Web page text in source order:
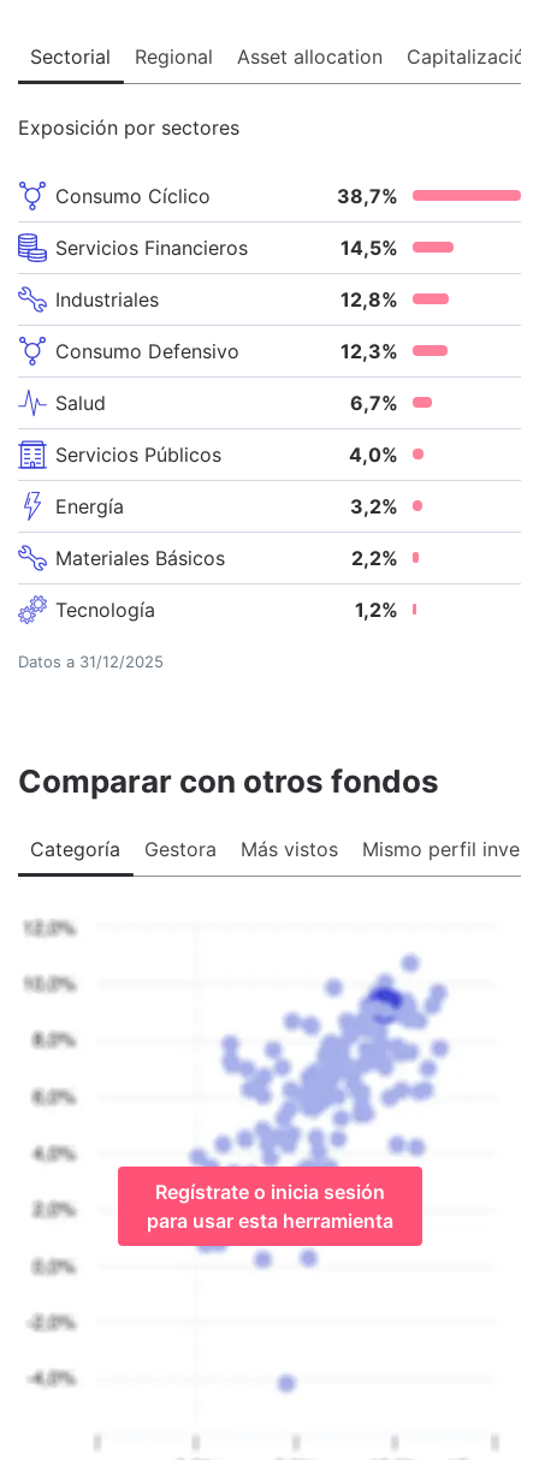
Sectorial Regional Asset allocation Capitalización
Exposición por sectores
Consumo Cíclico 38,7%
Servicios Financieros 14,5%
Industriales 12,8%
Consumo Defensivo 12,3%
Salud 6,7%
Servicios Públicos 4,0%
Energía 3,2%
Materiales Básicos 2,2%
Tecnología 1,2%
Datos a 31/12/2025
Comparar con otros fondos
Categoría Gestora Más vistos Mismo perfil
Regístrate o inicia sesión
para usar esta herramienta